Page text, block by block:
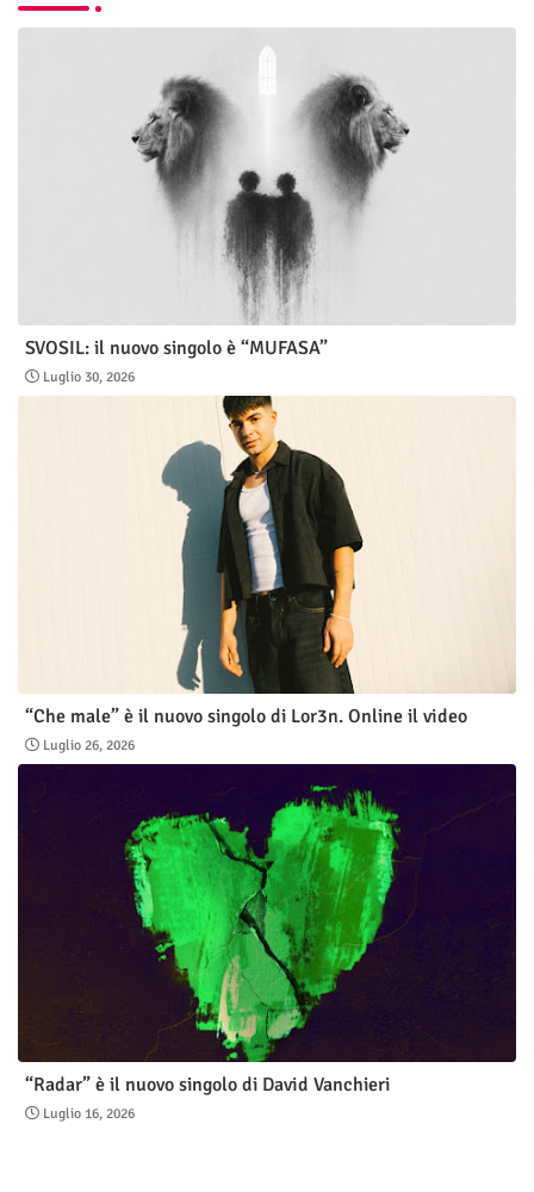
SVOSIL: il nuovo singolo è “MUFASA”
Luglio 30, 2026
“Che male” è il nuovo singolo di Lor3n. Online il video
Luglio 26, 2026
“Radar” è il nuovo singolo di David Vanchieri
Luglio 16, 2026